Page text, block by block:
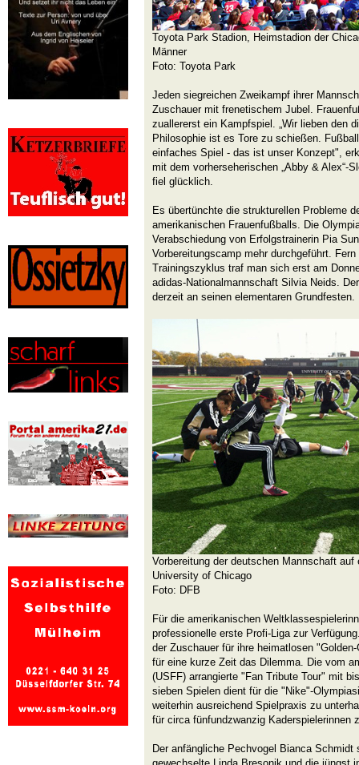
Toyota Park Stadion, Heimstadion der
Männer
Foto: Toyota Park
Jeden siegreichen Zweikampf ihrer
Zuschauer mit frenetischem Jubel.
zuallererst ein Kampfspiel. „Wir lieben den
Philosophie ist es Tore zu schießen.
einfaches Spiel - das ist unser Konzept",
mit dem vorherseherischen „Abby & Alex“-
fiel glücklich.
Es übertünchte die strukturellen Probleme
amerikanischen Frauenfußballs. Die
Verabschiedung von Erfolgstrainerin Pia
Vorbereitungscamp mehr durchgeführt.
Trainingszyklus traf man sich erst am
adidas-Nationalmannschaft Silvia Neids.
derzeit an seinen elementaren Grundfesten.
Vorbereitung der deutschen Mannschaft auf
University of Chicago
Foto: DFB
Für die amerikanischen
professionelle erste Profi-Liga zur
der Zuschauer für ihre heimatlosen
für eine kurze Zeit das Dilemma. Die vom
(USFF) arrangierte "Fan Tribute Tour" mit
sieben Spielen dient für die "Nike"-
weiterhin ausreichend Spielpraxis zu
für circa fünfundzwanzig Kaderspielerinnen
Der anfängliche Pechvogel Bianca